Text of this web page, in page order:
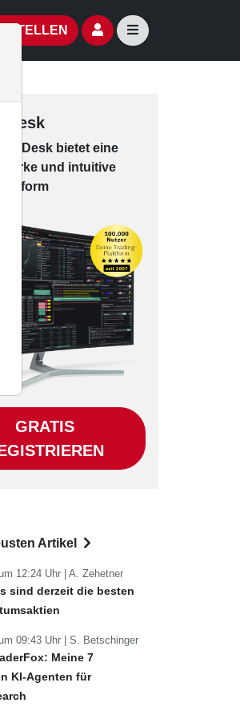
Artikelsuche öffnenSeitennavigation
Desk
Desk bie­tet eine
und in­tui­tive
GRATIS
Artikel
12:24 Uhr | A. Zehetner
sind derzeit die besten
09:43 Uhr | S. Betschinger
Meine 7
KI-Agenten für